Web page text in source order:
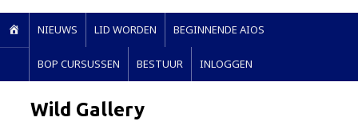
O
E
NIEUWS LID WORDEN BEGINNENDE AIOS
BOP CURSUSSEN BESTUUR INLOGGEN
Wild Gallery